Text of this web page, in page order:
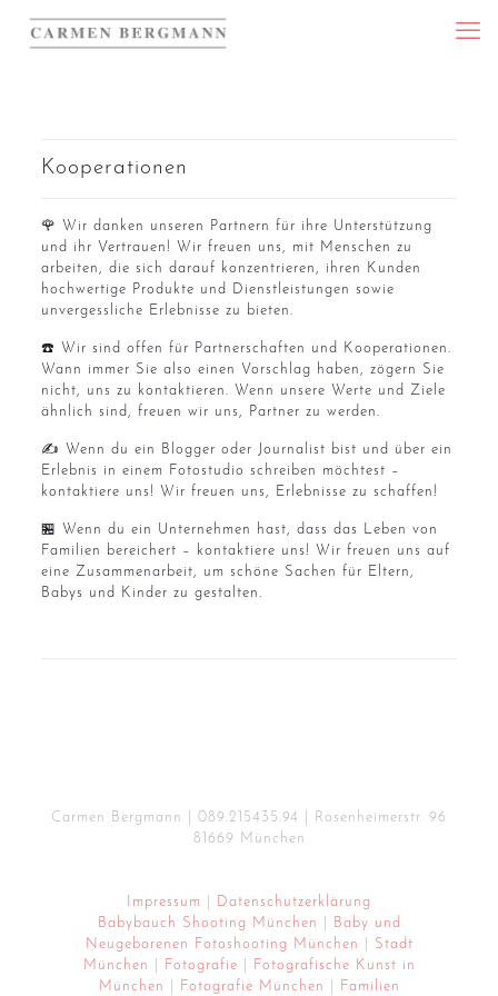
Kooperationen
🌹 Wir danken unseren Partnern für ihre Unterstützung
und ihr Vertrauen! Wir freuen uns, mit Menschen zu
arbeiten, die sich darauf konzentrieren, ihren Kunden
hochwertige Produkte und Dienstleistungen sowie
unvergessliche Erlebnisse zu bieten.
☎️ Wir sind offen für Partnerschaften und Kooperationen.
Wann immer Sie also einen Vorschlag haben, zögern Sie
nicht, uns zu kontaktieren. Wenn unsere Werte und Ziele
ähnlich sind, freuen wir uns, Partner zu werden.
✍️ Wenn du ein Blogger oder Journalist bist und über ein
Erlebnis in einem Fotostudio schreiben möchtest –
kontaktiere uns! Wir freuen uns, Erlebnisse zu schaffen!
🏪 Wenn du ein Unternehmen hast, dass das Leben von
Familien bereichert – kontaktiere uns! Wir freuen uns auf
eine Zusammenarbeit, um schöne Sachen für Eltern,
Babys und Kinder zu gestalten.
Carmen Bergmann | 089.215435.94
| Rosenheimerstr. 96
81669 München
Impressum
Datenschutzerklärung
Babybauch Shooting München
Baby und
Neugeborenen Fotoshooting München
Stadt
München
Fotografie
Fotografische Kunst in
München
Fotografie München Familien